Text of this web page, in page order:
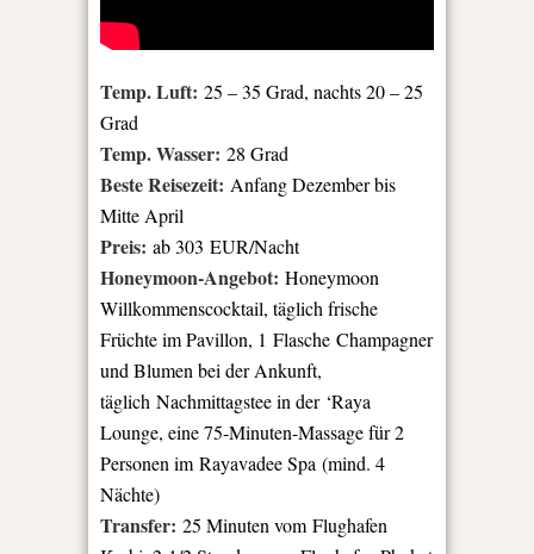
Temp. Luft: 25 – 35 Grad, nachts 20 – 25
Grad
Temp. Wasser: 28 Grad
Beste Reisezeit: Anfang Dezember bis
Mitte April
Preis: ab 303 EUR/Nacht
Honeymoon-Angebot: Honeymoon
Willkommenscocktail, täglich frische
Früchte im Pavillon, 1 Flasche Champagner
und Blumen bei der Ankunft,
täglich Nachmittagstee in der ‘Raya
Lounge, eine 75-Minuten-Massage für 2
Personen im Rayavadee Spa (mind. 4
Nächte)
Transfer: 25 Minuten vom Flughafen